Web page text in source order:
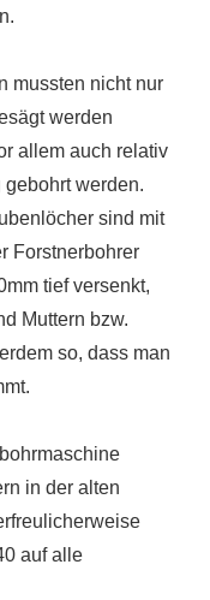
mussten nicht nur
werden
allem auch relativ
werden.
sind mit
Forstnerbohrer
tief versenkt,
Muttern bzw.
so, dass man
in der alten
auf alle